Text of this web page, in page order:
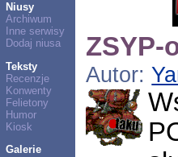
Niusy
Archiwum
Inne serwisy
Dodaj niusa
Teksty
Recenzje
Konwenty
Felietony
Humor
Kiosk
Galerie
ZSYP-
Autor: